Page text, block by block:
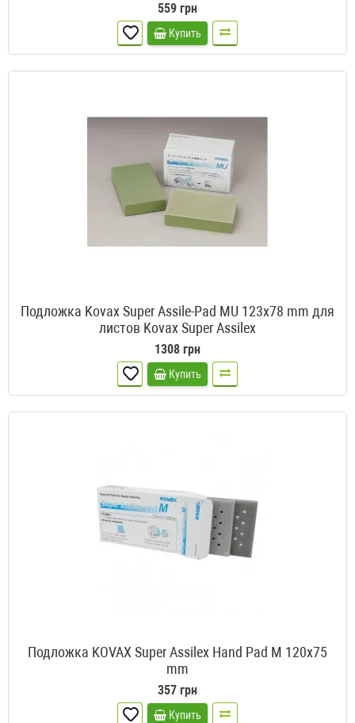
559 грн
Купить
Подложка Kovax Super Assile-Pad MU 123x78 mm для
листов Kovax Super Assilex
1308 грн
Купить
Подложка KOVAX Super Assilex Hand Pad M 120x75
mm
357 грн
Купить